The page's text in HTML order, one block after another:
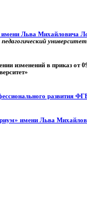
имени Льва Михайловича
изменений в приказ от
развития
имени Льва